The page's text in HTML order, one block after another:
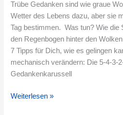
Trübe Gedanken sind wie graue
Wetter des Lebens dazu, aber sie
Tag bestimmen. Was tun? Wie die
den Regenbogen hinter den
7 Tipps für Dich, wie es gelingen
mechanisch verändern: Die 5-4-3-
Gedankenkarussell
Weiterlesen »